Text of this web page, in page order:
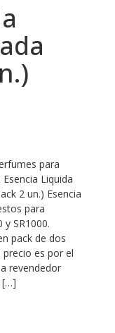
para
Liquida
2 un.) Esencia
para
SR1000.
pack de dos
precio es por el
revendedor
[…]